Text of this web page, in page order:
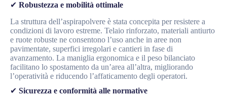
✔ Robustezza e mobilità ottimale
La struttura dell’aspirapolvere è stata concepita per resistere a
condizioni di lavoro estreme. Telaio rinforzato, materiali antiurto
e ruote robuste ne consentono l’uso anche in aree non
pavimentate, superfici irregolari e cantieri in fase di
avanzamento. La maniglia ergonomica e il peso bilanciato
facilitano lo spostamento da un’area all’altra, migliorando
l’operatività e riducendo l’affaticamento degli operatori.
✔ Sicurezza e conformità alle normative